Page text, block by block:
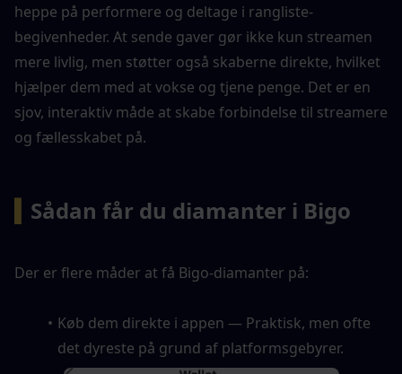
heppe på performere og deltage i rangliste-
begivenheder. At sende gaver gør ikke kun streamen
mere livlig, men støtter også skaberne direkte, hvilket
hjælper dem med at vokse og tjene penge. Det er en
sjov, interaktiv måde at skabe forbindelse til streamere
og fællesskabet på.
Sådan får du diamanter i Bigo
Der er flere måder at få Bigo-diamanter på:
Køb dem direkte i appen — Praktisk, men ofte
det dyreste på grund af platformsgebyrer.